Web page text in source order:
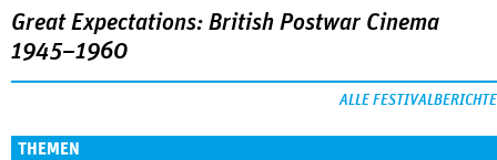
Great Expectations: British Postwar Cinema
1945–1960
ALLE FESTIVALBERICHTE
THEMEN